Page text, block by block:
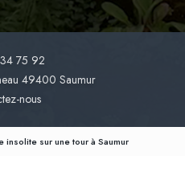
75 92
49400 Saumur
nous
insolite sur une tour à Saumur